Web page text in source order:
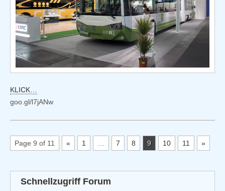
KLICK…
goo.gl/l7jANw
Page 9 of 11 « 1 … 7 8 9 10 11 »
Schnellzugriff Forum